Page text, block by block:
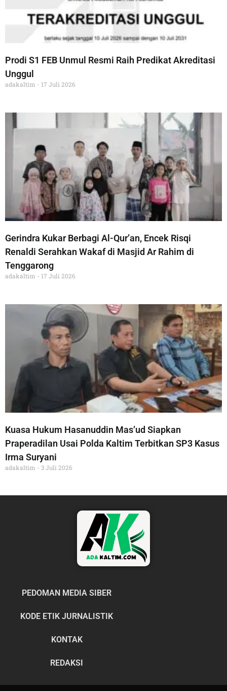
Prodi S1 FEB Unmul Resmi Raih Predikat Akreditasi
Unggul
adakaltim 17 Juli 2026
Gerindra Kukar Berbagi Al-Qur’an, Encek Risqi
Renaldi Serahkan Wakaf di Masjid Ar Rahim di
Tenggarong
adakaltim 17 Juli 2026
Kuasa Hukum Hasanuddin Mas’ud Siapkan
Praperadilan Usai Polda Kaltim Terbitkan SP3 Kasus
Irma Suryani
adakaltim 3 Juli 2026
PEDOMAN MEDIA SIBER
KODE ETIK JURNALISTIK
KONTAK
REDAKSI